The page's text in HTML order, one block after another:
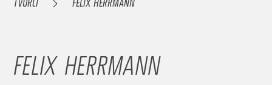
FELIX HERRMANN